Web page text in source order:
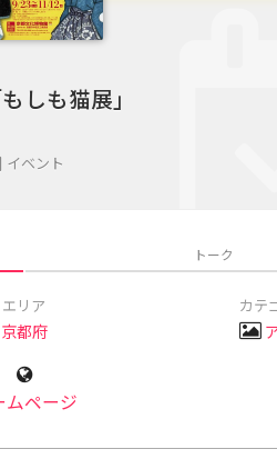
しも猫展」
イベント
トーク
エリア
京都府
カテ
ムページ